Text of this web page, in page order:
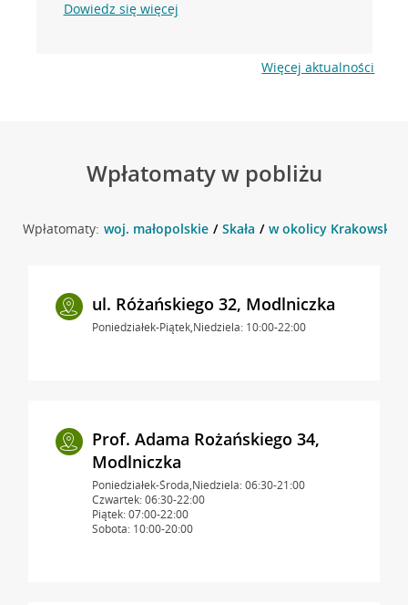
Dowiedz się więcej
Więcej aktualności
Wpłatomaty w pobliżu
Wpłatomaty: woj. małopolskie Skała w okolicy Krakowska
ul. Różańskiego 32, Modlniczka
Poniedziałek-Piątek,Niedziela: 10:00-22:00
Prof. Adama Rożańskiego 34,
Modlniczka
Poniedziałek-Środa,Niedziela: 06:30-21:00
Czwartek: 06:30-22:00
Piątek: 07:00-22:00
Sobota: 10:00-20:00